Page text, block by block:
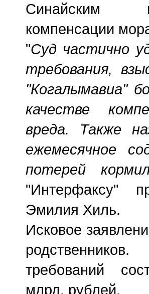
Синайским
компенсации
"Суд частично
требования,
"Когалымавиа"
качестве
вреда. Также
ежемесячное
потерей
"Интерфаксу"
Эмилия Хиль.
Исковое
требований
млрд. рублей.